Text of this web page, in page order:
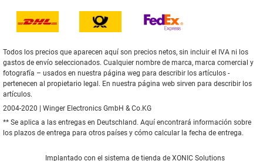
Todos los precios que aparecen aquí son precios netos, sin incluir el IVA ni los
gastos de envío seleccionados. Cualquier nombre de marca, marca comercial y
fotografía – usados en nuestra página weg para describir los artículos -
pertenecen al propietario legal. En nuestra página web sirven para describir los
artículos.
2004-2020 | Winger Electronics GmbH & Co.KG
** Se aplica a las entregas en Deutschland. Aquí encontrará información sobre
los plazos de entrega para otros países y cómo calcular la fecha de entrega.
Implantado con el sistema de tienda de XONIC Solutions